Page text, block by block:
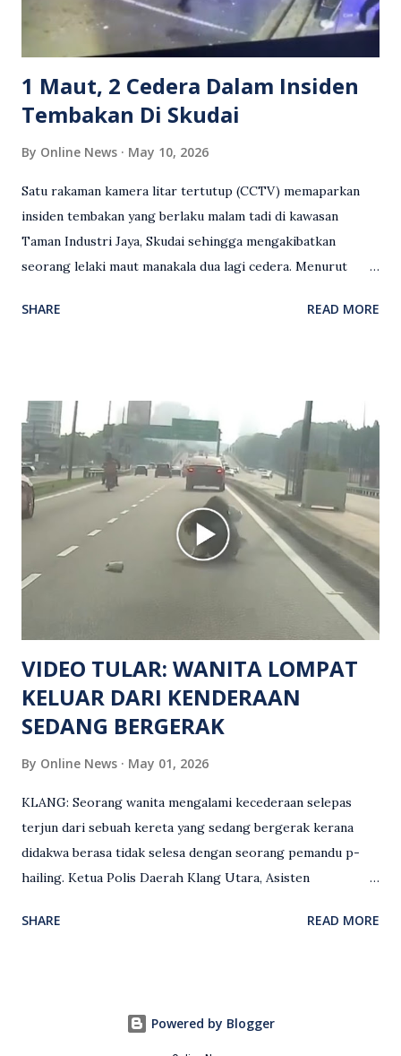
Sebahagian netizen turut meminta pihak berkuasa
mengambil tindakan tegas, manakala ada yang bersimpati
terhadap wanita dipercayai menjadi mangs...
1 Maut, 2 Cedera Dalam Insiden
Tembakan Di Skudai
By Online News May 10, 2026
Satu rakaman kamera litar tertutup (CCTV) memaparkan
insiden tembakan yang berlaku malam tadi di kawasan
Taman Industri Jaya, Skudai sehingga mengakibatkan
seorang lelaki maut manakala dua lagi cedera. Menurut
kejadian berlaku sekitar jam 11 malam dan pihak polis
hiburan di kawasan berkenaan. Seorang mangsa disahkan
meninggal dunia di lokasi kejadian akibat terkena tembakan,
manakala seorang lagi mangsa mengalami kecederaan.
Turut dipercayai terdapat seorang lagi individu cedera
namun identitinya masih belum dikenal pasti selepas dibawa
keluar dari lokasi oleh kenalannya. Polis kini sedang giat
mengesan dua suspek yang masih bebas bagi membantu
siasatan lanjut. Kes disiasat mengikut Seksyen 302 Kanun
Keseksaan kerana membunuh. Orang ramai yang mempunyai
maklumat diminta t...
SHARE READ MORE
VIDEO TULAR: WANITA LOMPAT
KELUAR DARI KENDERAAN
SEDANG BERGERAK
By Online News May 01, 2026
KLANG: Seorang wanita mengalami kecederaan selepas
terjun dari sebuah kereta yang sedang bergerak kerana
didakwa berasa tidak selesa dengan seorang pemandu p-
hailing. Ketua Polis Daerah Klang Utara, Asisten
(2 Mei), berkata pemandu berusia 47 tahun itu telah
ketika pengadu sedang membawa dua penumpang. “Tiba-
SHARE READ MORE
Powered by Blogger